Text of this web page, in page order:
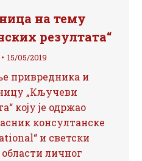
на тему
резултата“
15/05/2019
привредника и
„Кључеви
коју је одржао
консултанске
и светски
личног